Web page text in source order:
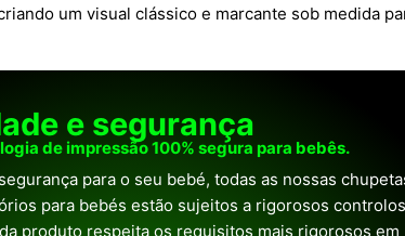
um visual clássico e marcante sob medida
e segurança
de impressão 100% segura para bebês.
para o seu bebé, todas as nossas
para bebés estão sujeitos a rigorosos controlos
produto respeita os requisitos mais rigorosos em